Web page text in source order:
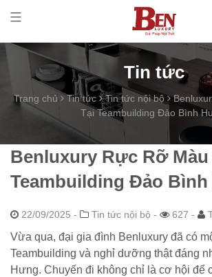
Tin tức
Trang chủ Tin tức Tin tức nội bộ
Tại Teambuilding Đảo Bình
Benluxury Rực Rỡ Màu
Teambuilding Đảo
22/09/2025 - Tin tức nội bộ - 627 -
Vừa qua, đại gia đình Benluxury đã có
Teambuilding và nghỉ dưỡng thật đáng
Hưng. Chuyến đi không chỉ là cơ hội để